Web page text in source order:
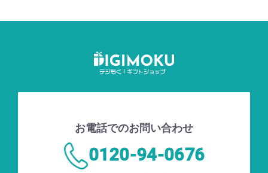
お電話でのお問い合わせ
0120-94-0676